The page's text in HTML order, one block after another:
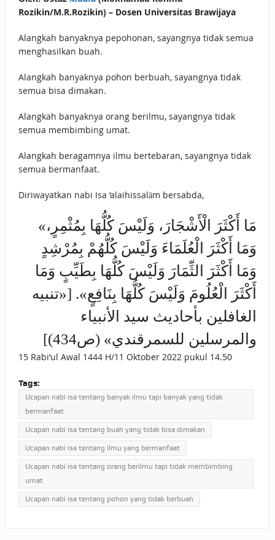
Rozikin/M.R.Rozikin) – Dosen Universitas Brawijaya
Alangkah banyaknya pepohonan, sayangnya tidak semua
menghasilkan buah.
Alangkah banyaknya pohon berbuah, sayangnya tidak
semua bisa dimakan.
Alangkah banyaknya orang berilmu, sayangnya tidak
semua membimbing umat.
Alangkah beragamnya ilmu bertebaran, sayangnya tidak
semua bermanfaat.
Diriwayatkan nabi Isa ‘alaihissalām bersabda,
«مَا أَكْثَرَ الْأَشْجَارَ، وَلَيْسَ كُلُّهَا بِمُثْمِرٍ،
وَمَا أَكْثَرَ الْعُلَمَاءَ وَلَيْسَ كُلُّهُمْ بِمُرْشِدٍ
وَمَا أَكْثَرَ الثِّمَارَ ‌وَلَيْسَ ‌كُلُّهَا ‌بِطَيِّبٍ وَمَا
أَكْثَرَ الْعُلُومَ وَلَيْسَ كُلُّهَا بِنَافِعٍ». [«تنبيه
الغافلين بأحاديث سيد الأنبياء
والمرسلين للسمرقندي» (ص434)]
15 Rabi’ul Awal 1444 H/11 Oktober 2022 pukul 14.50
Tags:
Ucapan nabi isa tentang banyak ilmu tapi banyak yang tidak
bermanfaat
Ucapan nabi isa tentang buah yang tidak bisa dimakan
Ucapan nabi isa tentang ilmu yang bermanfaat
Ucapan nabi isa tentang orang berilmu tapi tidak membimbing
umat
Ucapan nabi isa tentang pohon yang tidak berbuah